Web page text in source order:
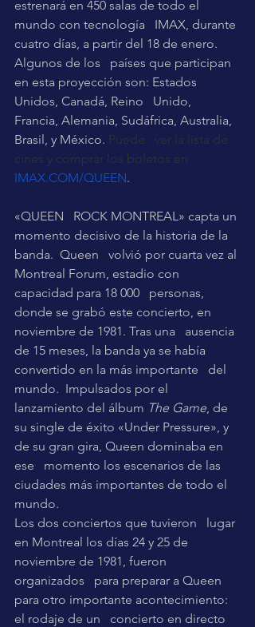
estrenará en 450 salas de todo el
mundo con tecnología   IMAX, durante
cuatro días, a partir del 18 de enero.
Algunos de los   países que participan
en esta proyección son: Estados
Unidos, Canadá, Reino   Unido,
Francia, Alemania, Sudáfrica, Australia,
Brasil, y México. Puede   ver la lista de
cines y comprar los boletos en
IMAX.COM/QUEEN.
«QUEEN   ROCK MONTREAL» capta un
momento decisivo de la historia de la
banda.  Queen   volvió por cuarta vez al
Montreal Forum, estadio con
capacidad para 18 000   personas,
donde se grabó este concierto, en
noviembre de 1981. Tras una   ausencia
de 15 meses, la banda ya se había
convertido en la más importante   del
mundo.  Impulsados por el
lanzamiento del álbum The Game , de
su single de éxito «Under Pressure», y
de su gran gira, Queen dominaba en
ese   momento los escenarios de las
ciudades más importantes de todo el
mundo.
Los dos conciertos que tuvieron   lugar
en Montreal los días 24 y 25 de
noviembre de 1981, fueron
organizados   para preparar a Queen
para otro importante acontecimiento:
el rodaje de un   concierto en directo